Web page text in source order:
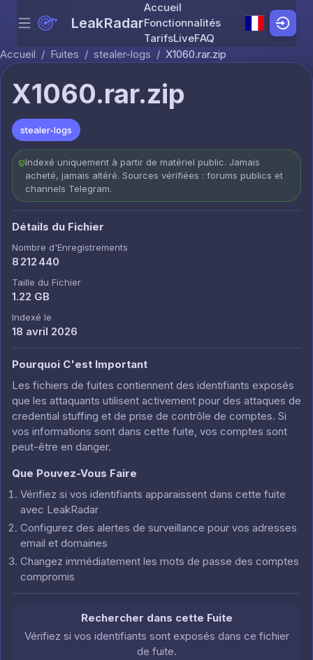
Skip to content
Menu LeakRadar
Accueil
Fonctionnalités
TarifsLiveFAQ
Accueil / Fuites / stealer-logs / X1060.rar.zip
X1060.rar.zip
stealer-logs
Indexé uniquement à partir de matériel public. Jamais
acheté, jamais altéré. Sources vérifiées : forums publics et
channels Telegram.
Détails du Fichier
Nombre d'Enregistrements
8 212 440
Taille du Fichier
1.22 GB
Indexé le
18 avril 2026
Pourquoi C'est Important
Les fichiers de fuites contiennent des identifiants exposés
que les attaquants utilisent activement pour des attaques de
credential stuffing et de prise de contrôle de comptes. Si
vos informations sont dans cette fuite, vos comptes sont
peut-être en danger.
Que Pouvez-Vous Faire
Vérifiez si vos identifiants apparaissent dans cette fuite
avec LeakRadar
Configurez des alertes de surveillance pour vos adresses
email et domaines
Changez immédiatement les mots de passe des comptes
compromis
Rechercher dans cette Fuite
Vérifiez si vos identifiants sont exposés dans ce fichier
de fuite.